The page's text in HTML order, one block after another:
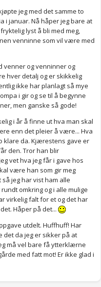
jeg med det samme to
i januar. Nå håper jeg bare at
lyst å bli med meg,
venninne som vil være med
venner og venninner og
hver detalj og er skikkelig
ikke har planlagt så mye
i gir og se til å begynne
men ganske så gode!
i år å finne ut hva man skal
enn det pleier å være... Hva
klare da. Kjærestens gave er
den. Tror han blir
vet hva jeg får i gave hos
være han som gir meg
jeg har vist ham alle
omkring og i alle mulige
virkelig falt for et og det har
Håper på det...
utdelt. Huffhuff! Har
det da jeg er sikker på at
må vel bare få ytterklærne
med fatt mot! Er ikke glad i